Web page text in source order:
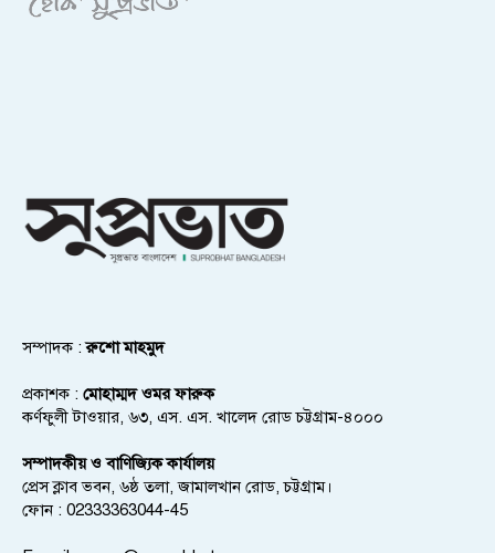
সম্পাদক :রুশো মাহমুদ
প্রকাশক : মোহাম্মদ ওমর ফারুক
কর্ণফুলী টাওয়ার, ৬৩, এস. এস. খালেদ রোড চট্টগ্রাম-৪০০০
সম্পাদকীয় ও বাণিজ্যিক কার্যালয়
প্রেস ক্লাব ভবন, ৬ষ্ঠ তলা, জামালখান রোড, চট্টগ্রাম।
ফোন : 02333363044-45